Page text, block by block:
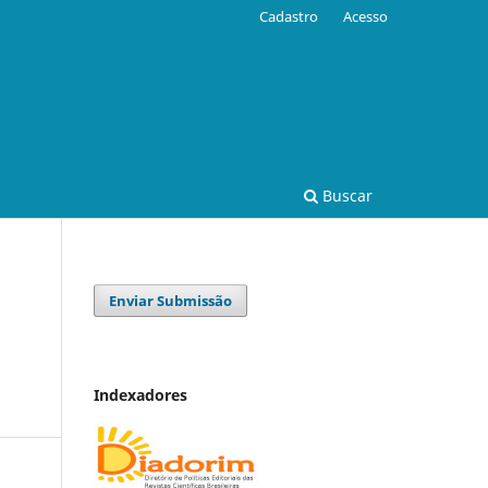
Buscar
Cadastro Acesso
Enviar Submissão
Indexadores